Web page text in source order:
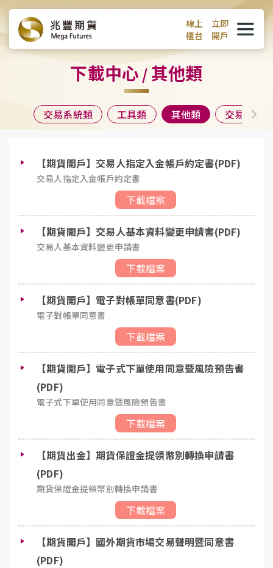
線上
櫃台
立即
開戶
下載中心 / 其他類
交易系統類 工具類 其他類 交易系統
【期貨開戶】交易人指定入金帳戶約定書(PDF)
交易人指定入金帳戶約定書
下載檔案
【期貨開戶】交易人基本資料變更申請書(PDF)
交易人基本資料變更申請書
下載檔案
【期貨開戶】電子對帳單同意書(PDF)
電子對帳單同意書
下載檔案
【期貨開戶】電子式下單使用同意暨風險預告書
(PDF)
電子式下單使用同意暨風險預告書
下載檔案
【期貨出金】期貨保證金提領幣別轉換申請書
(PDF)
期貨保證金提領幣別轉換申請書
下載檔案
【期貨開戶】國外期貨市場交易聲明暨同意書
(PDF)